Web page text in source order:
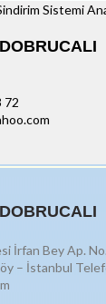
Sistemi
72
İrfan Bey Ap.
– İstanbul